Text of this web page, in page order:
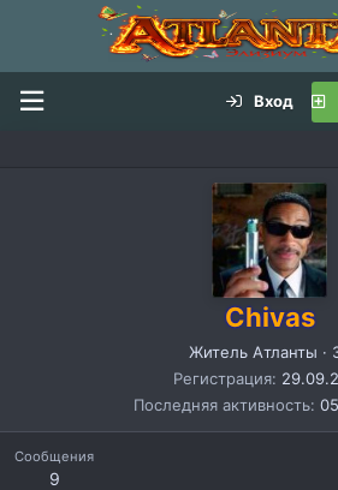
Вход
Chivas
Житель Атланты ·
Регистрация
Последняя активность
Сообщения
9